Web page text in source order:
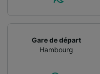
Gare de départ
Hambourg